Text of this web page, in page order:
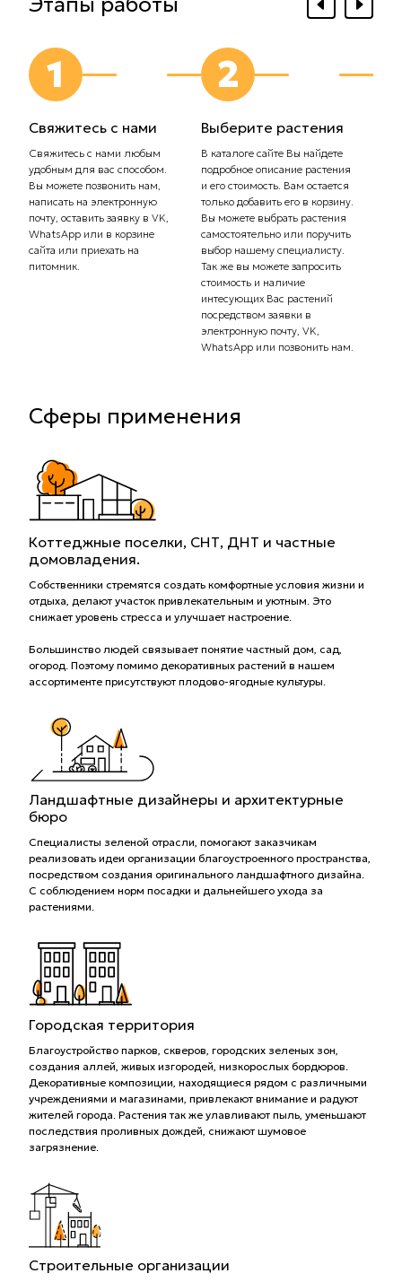
1
Свяжитесь с нами
Свяжитесь с нами любым
удобным для вас способом.
Вы можете позвонить нам,
написать на электронную
почту, оставить заявку в VK,
WhatsApp или в корзине
сайта или приехать на
питомник.
2
Выберите растения
В каталоге сайте Вы найдете
подробное описание растения
и его стоимость. Вам остается
только добавить его в корзину.
Вы можете выбрать растения
самостоятельно или поручить
выбор нашему специалисту.
Так же вы можете запросить
стоимость и наличие
интесующих Вас растений
посредством заявки в
электронную почту, VK,
WhatsApp или позвонить нам.
Сферы применения
Коттеджные поселки, СНТ, ДНТ и частные
домовладения.
Собственники стремятся создать комфортные условия жизни и
отдыха, делают участок привлекательным и уютным. Это
снижает уровень стресса и улучшает настроение.
Большинство людей связывает понятие частный дом, сад,
огород. Поэтому помимо декоративных растений в нашем
ассортименте присутствуют плодово-ягодные культуры.
Ландшафтные дизайнеры и архитектурные
бюро
Специалисты зеленой отрасли, помогают заказчикам
реализовать идеи организации благоустроенного пространства,
посредством создания оригинального ландшафтного дизайна.
С соблюдением норм посадки и дальнейшего ухода за
растениями.
Городская территория
Благоустройство парков, скверов, городских зеленых зон,
создания аллей, живых изгородей, низкорослых бордюров.
Декоративные композиции, находящиеся рядом с различными
учреждениями и магазинами, привлекают внимание и радуют
жителей города. Растения так же улавливают пыль, уменьшают
последствия проливных дождей, снижают шумовое
загрязнение.
Строительные организации